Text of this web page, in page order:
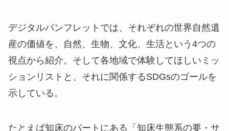
デジタルパンフレットでは、それぞれの世界自然遺
産の価値を、自然、生物、文化、生活という4つの
視点から紹介。そして各地域で体験してほしいミッ
ションリストと、それに関係するSDGsのゴールを
示している。
たとえば知床のパートにある「知床生態系の要・サ